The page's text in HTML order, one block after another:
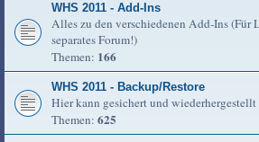
WHS 2011 - Add-Ins
Alles zu den verschiedenen Add-Ins (Für
separates Forum!)
Themen: 166
WHS 2011 - Backup/Restore
Hier kann gesichert und wiederhergestellt
Themen: 625